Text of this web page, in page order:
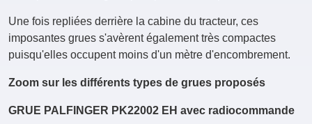
Une fois repliées derrière la cabine du tracteur, ces
imposantes grues s'avèrent également très compactes
puisqu'elles occupent moins d'un mètre d'encombrement.
Zoom sur les différents types de grues proposés
GRUE PALFINGER PK22002 EH avec radiocommande